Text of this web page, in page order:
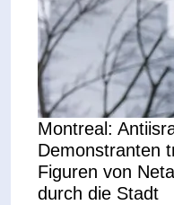
Montreal:
Demonstranten
Figuren von
durch die Stadt